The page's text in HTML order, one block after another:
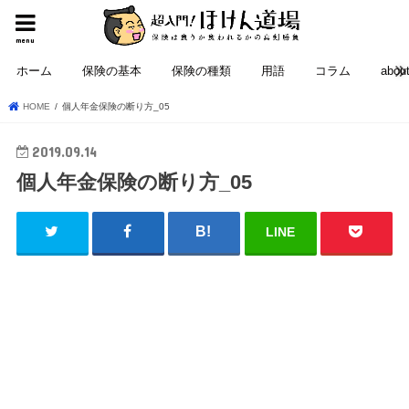
menu
ホーム 保険の基本 保険の種類 用語 コラム about
HOME 個人年金保険の断り方_05
2019.09.14
個人年金保険の断り方_05
LINE